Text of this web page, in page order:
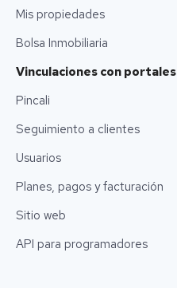
Mis propiedades
Bolsa Inmobiliaria
Vinculaciones con portales
Pincali
Seguimiento a clientes
Usuarios
Planes, pagos y facturación
Sitio web
API para programadores